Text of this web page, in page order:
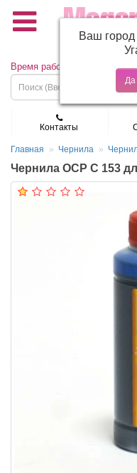
(495)
Время работы: Пн - Пт 9:30 -
Контакты
Главная Чернила
Чернила OCP C 153
Ваш